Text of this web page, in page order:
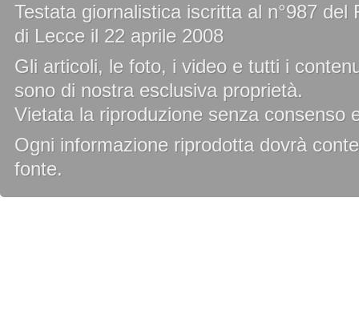
Testata giornalistica iscritta al n°987
di Lecce il 22 aprile 2008
Gli articoli, le foto, i video e tutti i
sono di nostra esclusiva proprietà.
Vietata la riproduzione senza consenso
Ogni informazione riprodotta dovrà
fonte.